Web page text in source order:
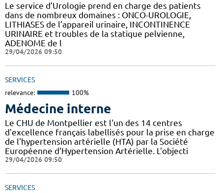
Le service d’Urologie prend en charge des patients
dans de nombreux domaines : ONCO-UROLOGIE,
LITHIASES de l’appareil urinaire, INCONTINENCE
URINAIRE et troubles de la statique pelvienne,
ADENOME de l
29/04/2026 09:50
SERVICES
relevance: 100%
Médecine interne
Le CHU de Montpellier est l'un des 14 centres
d'excellence français labellisés pour la prise en charge
de l'hypertension artérielle (HTA) par la Société
Européenne d'Hypertension Artérielle. L'objecti
29/04/2026 09:50
SERVICES